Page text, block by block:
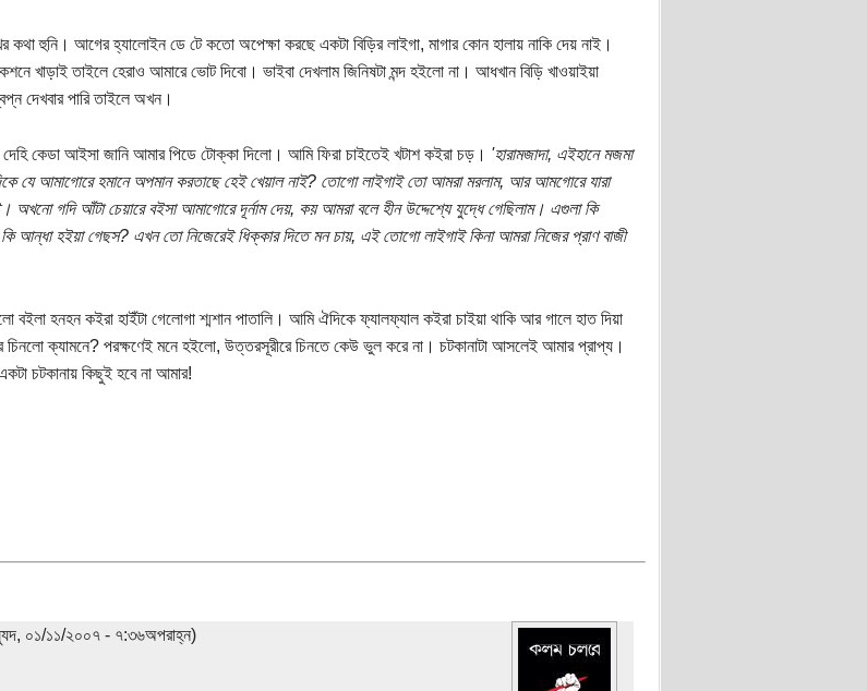
কথা হুনি। আগের হ্যালোইন ডে টে কতো অপেক্ষা করছে একটা বিড়ির লাইগা, মাগার কোন হালায় নাকি দেয় নাই।
খাড়াই তাইলে হেরাও আমারে ভোট দিবো। ভাইবা দেখলাম জিনিষটা মন্দ হইলো না। আধখান বিড়ি খাওয়াইয়া
দেখবার পারি তাইলে অখন।
কেডা আইসা জানি আমার পিডে টোক্কা দিলো। আমি ফিরা চাইতেই খটাশ কইরা চড়। 'হারামজাদা, এইহানে মজমা
যে আমাগোরে হমানে অপমান করতাছে হেই খেয়াল নাই? তোগো লাইগাই তো আমরা মরলাম, আর আমগোরে যারা
অখনো গদি আঁটা চেয়ারে বইসা আমাগোরে দূর্নাম দেয়, কয় আমরা বলে হীন উদ্দেশ্যে যুদ্ধে গেছিলাম। এগুলা কি
আন্ধা হইয়া গেছস? এখন তো নিজেরেই ধিক্কার দিতে মন চায়, এই তোগো লাইগাই কিনা আমরা নিজের প্রাণ বাজী
বইলা হনহন কইরা হাইঁটা গেলোগা শ্মশান পাতালি। আমি ঐদিকে ফ্যালফ্যাল কইরা চাইয়া থাকি আর গালে হাত দিয়া
চিনলো ক্যামনে? পরক্ষণেই মনে হইলো, উত্তরসূরীরে চিনতে কেউ ভুল করে না। চটকানাটা আসলেই আমার প্রাপ্য।
চটকানায় কিছুই হবে না আমার!
০১/১১/২০০৭ - ৭:৩৬অপরাহ্ন)